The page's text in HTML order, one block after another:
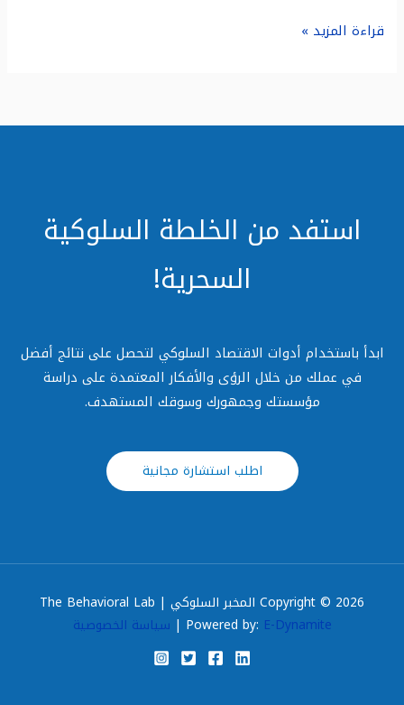
قراءة المزيد »
استفد من الخلطة السلوكية
السحرية!
ابدأ باستخدام أدوات الاقتصاد السلوكي لتحصل على نتائج أفضل
في عملك من خلال الرؤى والأفكار المعتمدة على دراسة
مؤسستك وجمهورك وسوقك المستهدف.
اطلب استشارة مجانية
Copyright © 2026 المخبر السلوكي | The Behavioral Lab
Powered by: E-Dynamite
| سياسة الخصوصية